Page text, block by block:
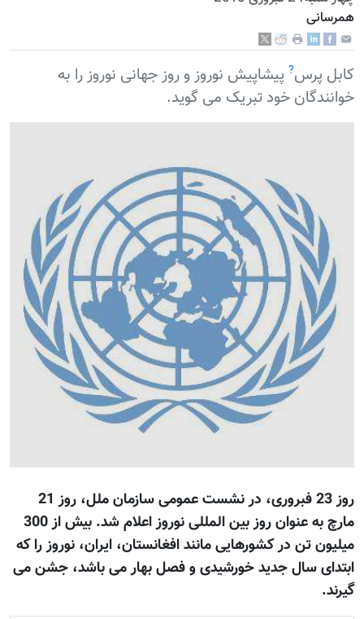
همرسانی
کابل پرس? پیشاپیش نوروز و روز جهانی نوروز را به
خوانندگان خود تبریک می گوید.
روز 23 فبروری، در نشست عمومی سازمان ملل، روز 21
مارچ به عنوان روز بین المللی نوروز اعلام شد. بیش از 300
ميليون تن در کشورهایی مانند افغانستان، ايران، نوروز را که
ابتدای سال جدید خورشیدی و فصل بهار می باشد، جشن می
گیرند.